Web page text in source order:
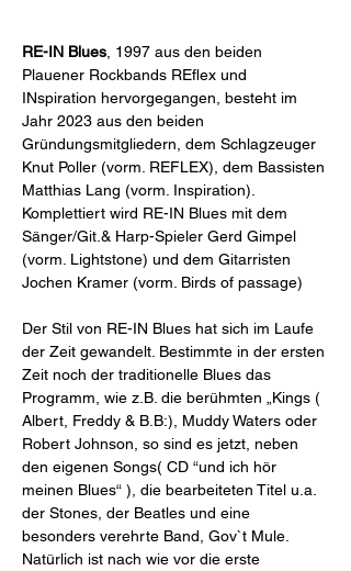
RE-IN Blues , 1997 aus den beiden
Plauener Rockbands REflex und
INspiration hervorgegangen, besteht im
Jahr 2023 aus den beiden
Gründungsmitgliedern, dem Schlagzeuger
Knut Poller (vorm. REFLEX), dem Bassisten
Matthias Lang (vorm. Inspiration).
Komplettiert wird RE-IN Blues mit dem
Sänger/Git.& Harp-Spieler Gerd Gimpel
(vorm. Lightstone) und dem Gitarristen
Jochen Kramer (vorm. Birds of passage)
Der Stil von RE-IN Blues hat sich im Laufe
der Zeit gewandelt. Bestimmte in der ersten
Zeit noch der traditionelle Blues das
Programm, wie z.B. die berühmten „Kings (
Albert, Freddy & B.B:), Muddy Waters oder
Robert Johnson, so sind es jetzt, neben
den eigenen Songs( CD “und ich hör
meinen Blues“ ), die bearbeiteten Titel u.a.
der Stones, der Beatles und eine
besonders verehrte Band, Gov`t Mule.
Natürlich ist nach wie vor die erste